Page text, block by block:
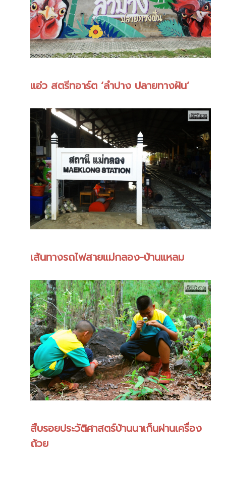
แอ่ว สตรีทอาร์ต ‘ลำปาง ปลายทางฝัน’
เส้นทางรถไฟสายแม่กลอง-บ้านแหลม
สืบรอยประวัติศาสตร์บ้านนาเก็นผ่านเครื่อง
ถ้วย